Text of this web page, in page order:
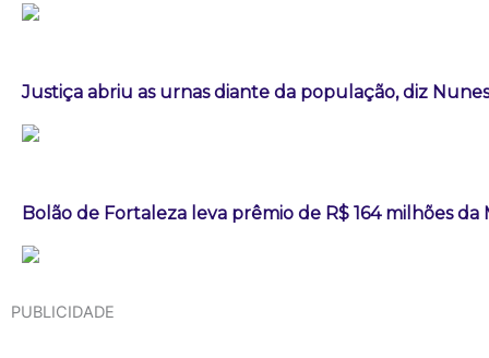
Justiça abriu as urnas diante da população, diz
Bolão de Fortaleza leva prêmio de R$ 164 milhões da
PUBLICIDADE